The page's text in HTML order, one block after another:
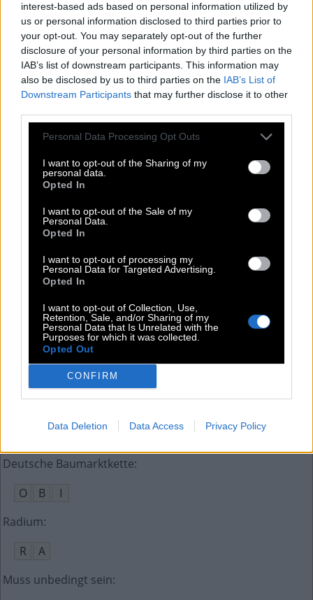
interest-based ads based on personal information utilized by
us or personal information disclosed to third parties prior to
your opt-out. You may separately opt-out of the further
disclosure of your personal information by third parties on the
IAB’s list of downstream participants. This information may
also be disclosed by us to third parties on the IAB’s List of
Downstream Participants that may further disclose it to other
Personal Data Processing Opt Outs
I want to opt-out of the Sharing of my
personal data.
Opted In
I want to opt-out of the Sale of my
Personal Data.
Opted In
I want to opt-out of processing my
Personal Data for Targeted Advertising.
Opted In
I want to opt-out of Collection, Use,
Retention, Sale, and/or Sharing of my
Personal Data that Is Unrelated with the
Purposes for which it was collected.
Opted Out
CONFIRM
Data Deletion Data Access Privacy Policy
A
B
I
Freundin von Simba aus Der König der Löwen:
N
A L
A
Römischer Gott der Liebe:
M O
R
Bestellter Bezug von Streaming-Diensten (ugs.):
Mönch, der ein Kloster leitet
B
T
Diese Rochen sehen Batman ähnlich
A N T A
S
Kfz-Kennzeichen Oldenburg
E
Deutsche Baumarktkette:
O
B
I
Radium:
R
A
Muss unbedingt sein: